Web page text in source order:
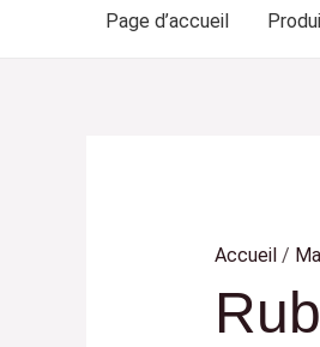
Page d’accueil
Accueil /